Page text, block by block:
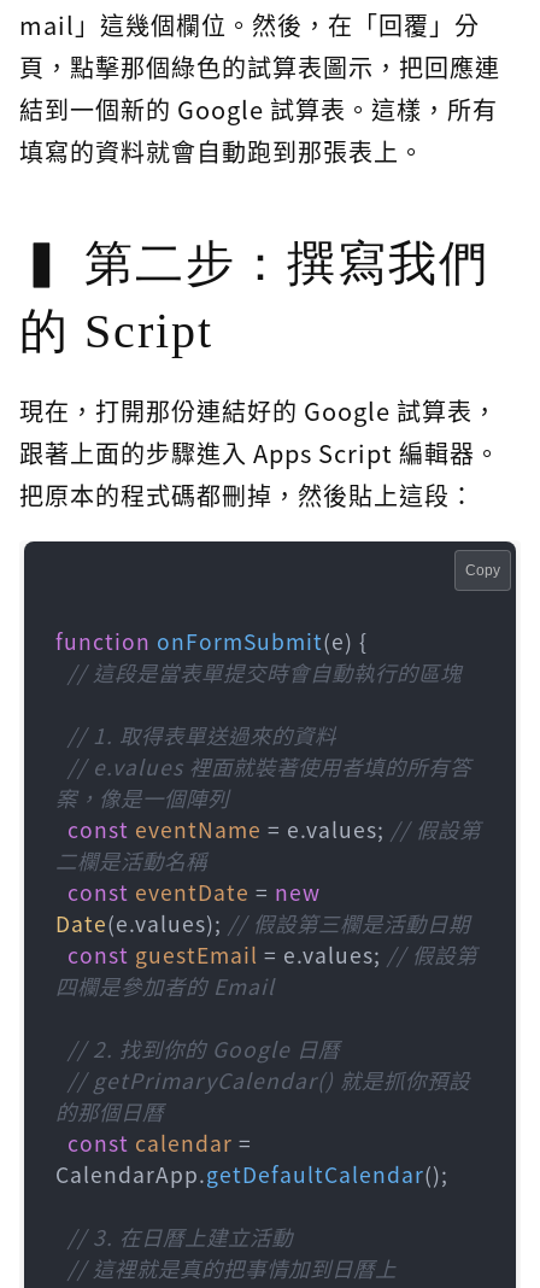
mail」這幾個欄位。然後，在「回覆」分
頁，點擊那個綠色的試算表圖示，把回應連
結到一個新的 Google 試算表。這樣，所有
填寫的資料就會自動跑到那張表上。
第二步：撰寫我們
的 Script
現在，打開那份連結好的 Google 試算表，
跟著上面的步驟進入 Apps Script 編輯器。
把原本的程式碼都刪掉，然後貼上這段：
function onFormSubmit(e) {
// 這段是當表單提交時會自動執行的區塊
// 1. 取得表單送過來的資料
// e.values 裡面就裝著使用者填的所有答
案，像是一個陣列
const eventName = e.values; // 假設第
二欄是活動名稱
const eventDate = new
Date(e.values); // 假設第三欄是活動日期
const guestEmail = e.values; // 假設第
四欄是參加者的 Email
// 2. 找到你的 Google 日曆
// getPrimaryCalendar() 就是抓你預設
的那個日曆
const calendar =
CalendarApp.getDefaultCalendar();
// 3. 在日曆上建立活動
// 這裡就是真的把事情加到日曆上
Copy